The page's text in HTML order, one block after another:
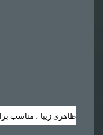
ظاهری زیبا ، مناسب